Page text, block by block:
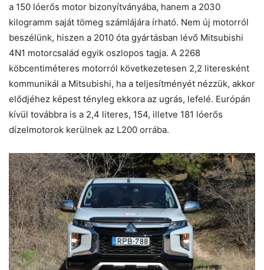
a 150 lóerős motor bizonyítványába, hanem a 2030
kilogramm saját tömeg számlájára írható. Nem új motorról
beszélünk, hiszen a 2010 óta gyártásban lévő Mitsubishi
4N1 motorcsalád egyik oszlopos tagja. A 2268
köbcentiméteres motorról következetesen 2,2 literesként
kommunikál a Mitsubishi, ha a teljesítményét nézzük, akkor
elődjéhez képest tényleg ekkora az ugrás, lefelé. Európán
kívül továbbra is a 2,4 literes, 154, illetve 181 lóerős
dízelmotorok kerülnek az L200 orrába.